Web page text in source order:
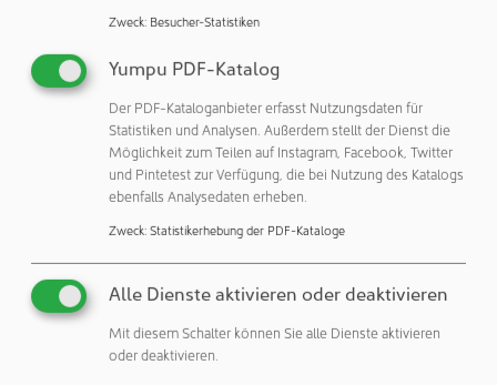
– NGS-Workcell: Next-Generation Sequencing als Top-
– Nachhaltigkeit: Low-Volume Pipetting mit CyBio FeliX
und keramischen Tips
– Cell Assays: CyBio FeliX im Sicherheitswerkbank-Setup
für Zellassay-Anwendungen
Weitere Informationen
Analytik Jena GmbH+Co. KG
Deutschland
Zweck: Besucher-Statistiken
Yumpu PDF-Katalog
Der PDF-Kataloganbieter erfasst Nutzungsdaten für
Statistiken und Analysen. Außerdem stellt der Dienst die
Möglichkeit zum Teilen auf Instagram, Facebook, Twitter
und Pintetest zur Verfügung, die bei Nutzung des Katalogs
ebenfalls Analysedaten erheben.
Zweck: Statistikerhebung der PDF-Kataloge
Alle Dienste aktivieren oder deaktivieren
Mit diesem Schalter können Sie alle Dienste aktivieren
oder deaktivieren.